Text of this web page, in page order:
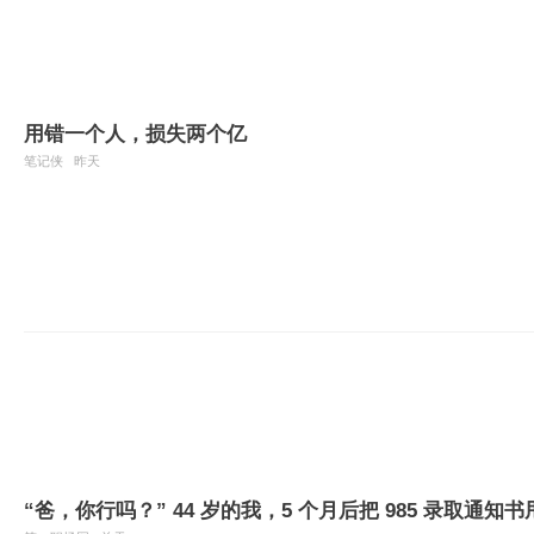
用错一个人，损失两个亿
笔记侠 昨天
“爸，你行吗？” 44 岁的我，5 个月后把 985 录取通知书